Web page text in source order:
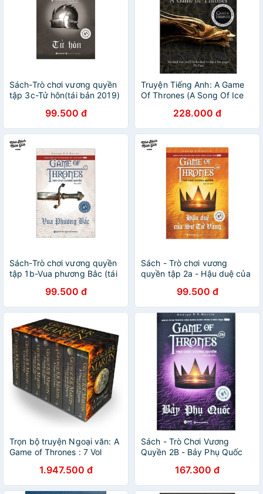
Sách-Trò chơi vương quyền
tập 3c-Tử hôn(tái bản 2019)
99.500 đ
Truyện Tiếng Anh: A Game
Of Thrones (A Song Of Ice
228.000 đ
Sách-Trò chơi vương quyền
tập 1b-Vua phương Bắc (tái
99.500 đ
Sách - Trò chơi vương
quyền tập 2a - Hậu duệ của
99.500 đ
Trọn bộ truyện Ngoại văn: A
Game of Thrones : 7 Vol
1.947.500 đ
Sách - Trò Chơi Vương
Quyền 2B - Bảy Phụ Quốc
167.300 đ